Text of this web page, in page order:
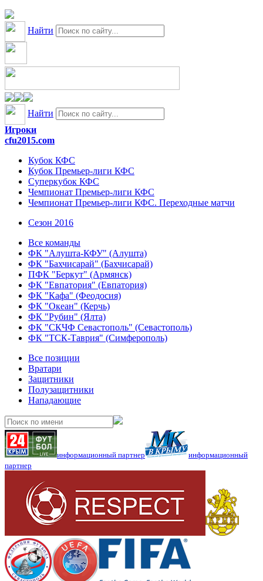
Найти
Найти
Игроки
cfu2015.com
Кубок КФС
Кубок Премьер-лиги КФС
Суперкубок КФС
Чемпионат Премьер-лиги КФС
Чемпионат Премьер-лиги КФС. Переходные матчи
Сезон 2016
Все команды
ФК "Алушта-КФУ" (Алушта)
ФК "Бахчисарай" (Бахчисарай)
ПФК "Беркут" (Армянск)
ФК "Евпатория" (Евпатория)
ФК "Кафа" (Феодосия)
ФК "Океан" (Керчь)
ФК "Рубин" (Ялта)
ФК "СКЧФ Севастополь" (Севастополь)
ФК "ТСК-Таврия" (Симферополь)
Все позиции
Вратари
Защитники
Полузащитники
Нападающие
информационный партнер
информационный
партнер